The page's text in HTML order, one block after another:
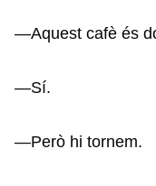
—Aquest cafè és
—Sí.
—Però hi tornem.